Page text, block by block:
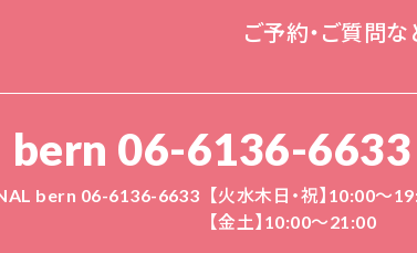
ご予約・ご質問な
bern 06-6136-6633
bern 06-6136-6633
【火水木日・祝】10:00～
【金土】10:00〜21:00